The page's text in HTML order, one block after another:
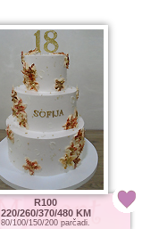
R100
220/260/370/480 KM
80/100/150/200 parčadi.